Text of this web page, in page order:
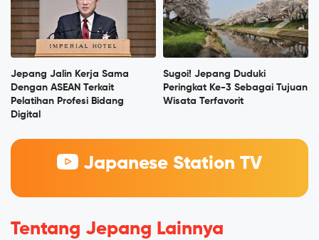
Jepang Jalin Kerja Sama
Dengan ASEAN Terkait
Pelatihan Profesi Bidang
Digital
Sugoi! Jepang Duduki
Peringkat Ke-3 Sebagai Tujuan
Wisata Terfavorit
Japanese Station TV
Tentang Jepang Lainnya